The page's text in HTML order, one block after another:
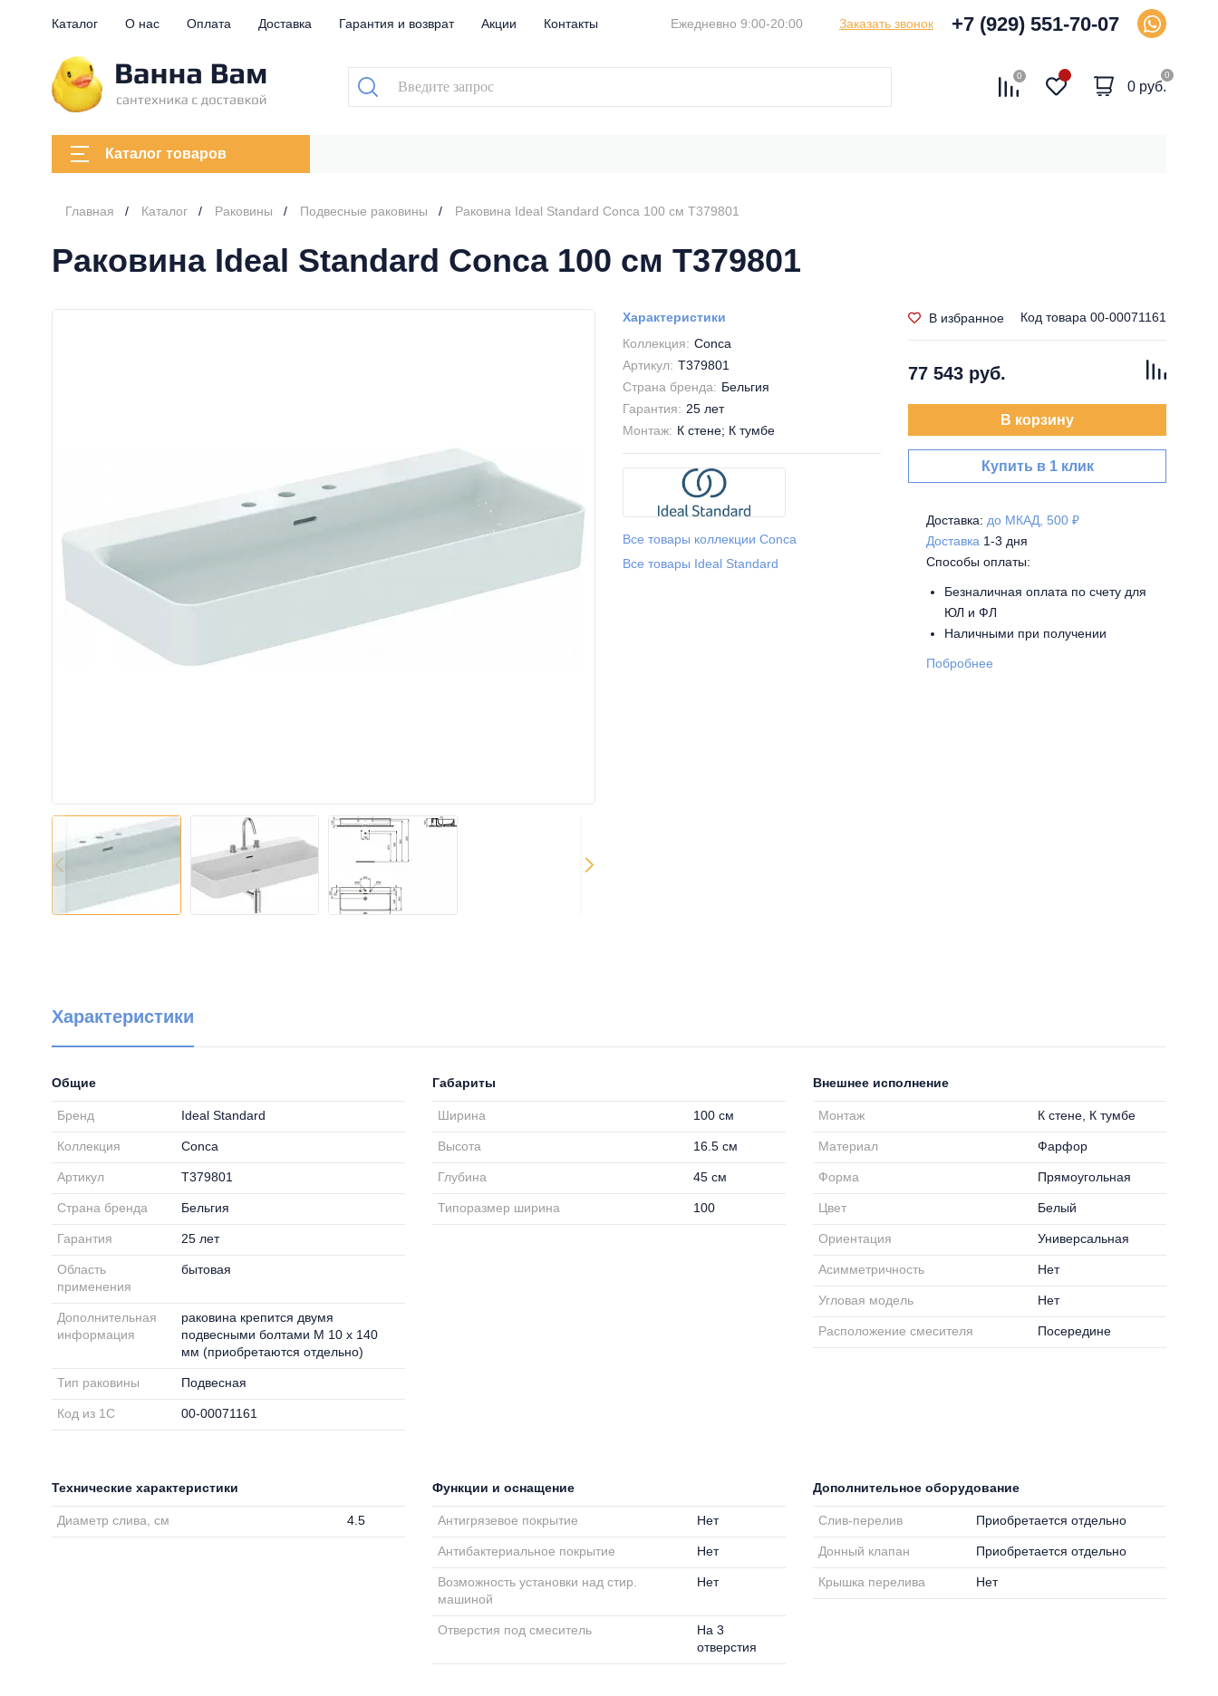
Каталог О нас Оплата Доставка Гарантия и возврат Акции Контакты Ежедневно 9:00-20:00 Заказать звонок +7 (929) 551-70-07
0 0
0 руб.
Каталог товаров
Главная Каталог Раковины Подвесные раковины Раковина Ideal Standard Conca 100 см T379801
Раковина Ideal Standard Conca 100 см T379801
Характеристики
Коллекция: Conca
Артикул: T379801
Страна бренда: Бельгия
Гарантия: 25 лет
Монтаж: К стене; К тумбе
Все товары коллекции Conca
Все товары Ideal Standard
В избранное Код товара 00-00071161
77 543 руб.
В корзину
Купить в 1 клик
Доставка: до МКАД, 500 ₽
Доставка 1-3 дня
Способы оплаты:
Безналичная оплата по счету для
ЮЛ и ФЛ
Наличными при получении
Побробнее
Характеристики
Общие
Бренд Ideal Standard
Коллекция Conca
Артикул T379801
Страна бренда Бельгия
Гарантия 25 лет
Область
применения
бытовая
Дополнительная
информация
раковина крепится двумя
подвесными болтами M 10 x 140
мм (приобретаются отдельно)
Тип раковины Подвесная
Код из 1С 00-00071161
Габариты
Ширина 100 см
Высота 16.5 см
Глубина 45 см
Типоразмер ширина 100
Внешнее исполнение
Монтаж К стене, К тумбе
Материал Фарфор
Форма Прямоугольная
Цвет Белый
Ориентация Универсальная
Асимметричность Нет
Угловая модель Нет
Расположение смесителя Посередине
Технические характеристики
Диаметр слива, см 4.5
Функции и оснащение
Антигрязевое покрытие Нет
Антибактериальное покрытие Нет
Возможность установки над стир.
машиной
Нет
Отверстия под смеситель
На 3
отверстия
Дополнительное оборудование
Слив-перелив Приобретается отдельно
Донный клапан Приобретается отдельно
Крышка перелива Нет